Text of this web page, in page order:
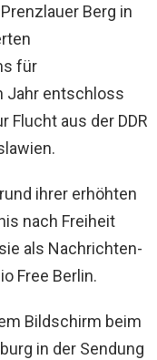
Berg in
für
Jahr entschloss
Flucht aus der DDR
ihrer erhöhten
nach Freiheit
als Nachrichten-
Free Berlin.
Bildschirm beim
in der Sendung